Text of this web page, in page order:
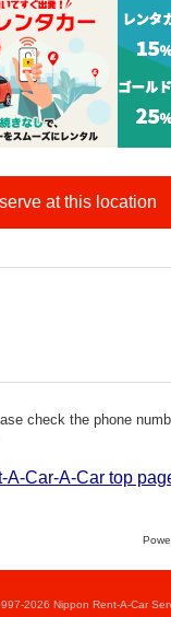
at this location
check the phone
A-Car-A-Car top
2026 Nippon Rent-A-Car